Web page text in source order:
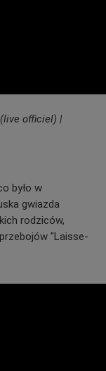
officiel) |
było w
gwiazda
rodziców,
"Laisse-